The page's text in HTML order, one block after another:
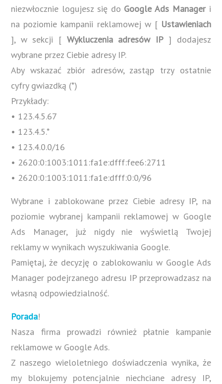
niezwłocznie logujesz się do Google Ads Manageri
na poziomie kampanii reklamowej w [ Ustawieniach
], w sekcji [ Wykluczenia adresów IP] dodajesz
wybrane przez Ciebie adresy IP.
Aby wskazać zbiór adresów, zastąp trzy ostatnie
cyfry gwiazdką (*)
Przykłady:
• 123.4.5.67
• 123.4.5.*
• 123.4.0.0/16
• 2620:0:1003:1011:fa1e:dfff:fee6:2711
• 2620:0:1003:1011:fa1e:dfff:0:0/96
Wybrane i zablokowane przez Ciebie adresy IP, na
poziomie wybranej kampanii reklamowej w Google
Ads Manager, już nigdy nie wyświetlą Twojej
reklamy w wynikach wyszukiwania Google.
Pamiętaj, że decyzję o zablokowaniu w Google Ads
Manager podejrzanego adresu IP przeprowadzasz na
własną odpowiedzialność.
Porada!
Nasza firma prowadzi również płatnie kampanie
reklamowe w Google Ads.
Z naszego wieloletniego doświadczenia wynika, że
my blokujemy potencjalnie niechciane adresy IP,